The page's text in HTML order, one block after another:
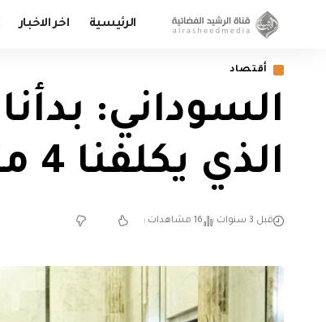
الرئيسية اخر الاخبار
أقتصاد
السوداني:
الذي يكلفنا 4 مليارات دولار سنوياً
قبل 3 سنوات 16 مشاهدات